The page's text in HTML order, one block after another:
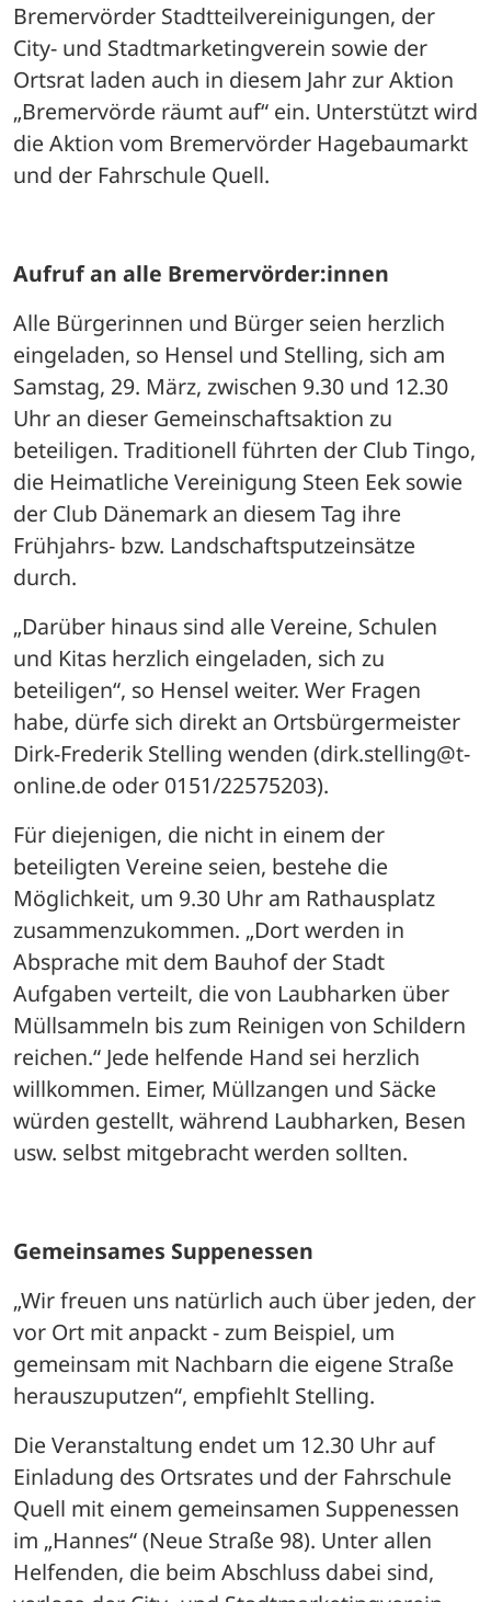
Bremervörder Stadtteilvereinigungen, der
City- und Stadtmarketingverein sowie der
Ortsrat laden auch in diesem Jahr zur Aktion
„Bremervörde räumt auf“ ein. Unterstützt wird
die Aktion vom Bremervörder Hagebaumarkt
und der Fahrschule Quell.
Aufruf an alle Bremervörder:innen
Alle Bürgerinnen und Bürger seien herzlich
eingeladen, so Hensel und Stelling, sich am
Samstag, 29. März, zwischen 9.30 und 12.30
Uhr an dieser Gemeinschaftsaktion zu
beteiligen. Traditionell führten der Club Tingo,
die Heimatliche Vereinigung Steen Eek sowie
der Club Dänemark an diesem Tag ihre
Frühjahrs- bzw. Landschaftsputzeinsätze
durch.
„Darüber hinaus sind alle Vereine, Schulen
und Kitas herzlich eingeladen, sich zu
beteiligen“, so Hensel weiter. Wer Fragen
habe, dürfe sich direkt an Ortsbürgermeister
Dirk-Frederik Stelling wenden (dirk.stelling@t-
online.de oder 0151/22575203).
Für diejenigen, die nicht in einem der
beteiligten Vereine seien, bestehe die
Möglichkeit, um 9.30 Uhr am Rathausplatz
zusammenzukommen. „Dort werden in
Absprache mit dem Bauhof der Stadt
Aufgaben verteilt, die von Laubharken über
Müllsammeln bis zum Reinigen von Schildern
reichen.“ Jede helfende Hand sei herzlich
willkommen. Eimer, Müllzangen und Säcke
würden gestellt, während Laubharken, Besen
usw. selbst mitgebracht werden sollten.
Gemeinsames Suppenessen
„Wir freuen uns natürlich auch über jeden, der
vor Ort mit anpackt - zum Beispiel, um
gemeinsam mit Nachbarn die eigene Straße
herauszuputzen“, empfiehlt Stelling.
Die Veranstaltung endet um 12.30 Uhr auf
Einladung des Ortsrates und der Fahrschule
Quell mit einem gemeinsamen Suppenessen
im „Hannes“ (Neue Straße 98). Unter allen
Helfenden, die beim Abschluss dabei sind,